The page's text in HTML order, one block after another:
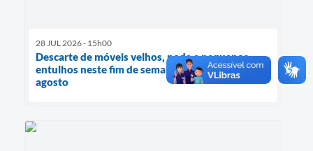
28 JUL 2026 - 15h00
Descarte de móveis velhos, poda e pequenos
entulhos neste fim de semana, dias 01 e 02 de
agosto